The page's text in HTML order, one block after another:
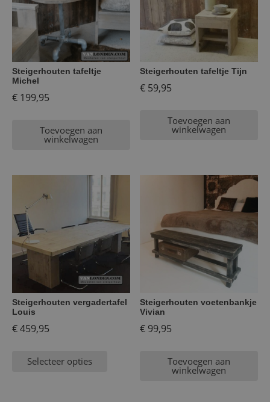
Steigerhouten tafeltje
Michel
€ 199,95
Toevoegen aan
winkelwagen
Steigerhouten tafeltje Tijn
€ 59,95
Toevoegen aan
winkelwagen
Steigerhouten vergadertafel
Louis
€459,95
Selecteer opties
Steigerhouten voetenbankje
Vivian
€ 99,95
Toevoegen aan
winkelwagen